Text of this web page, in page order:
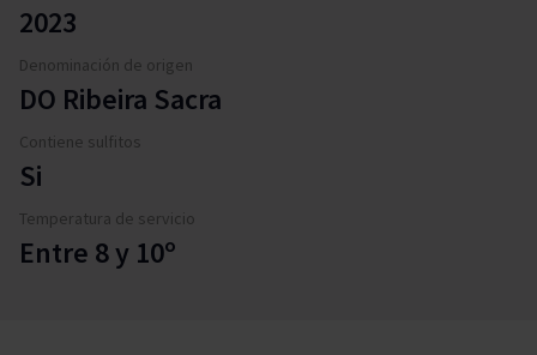
2023
Denominación de origen
DO Ribeira Sacra
Contiene sulfitos
Si
Temperatura de servicio
Entre 8 y 10º